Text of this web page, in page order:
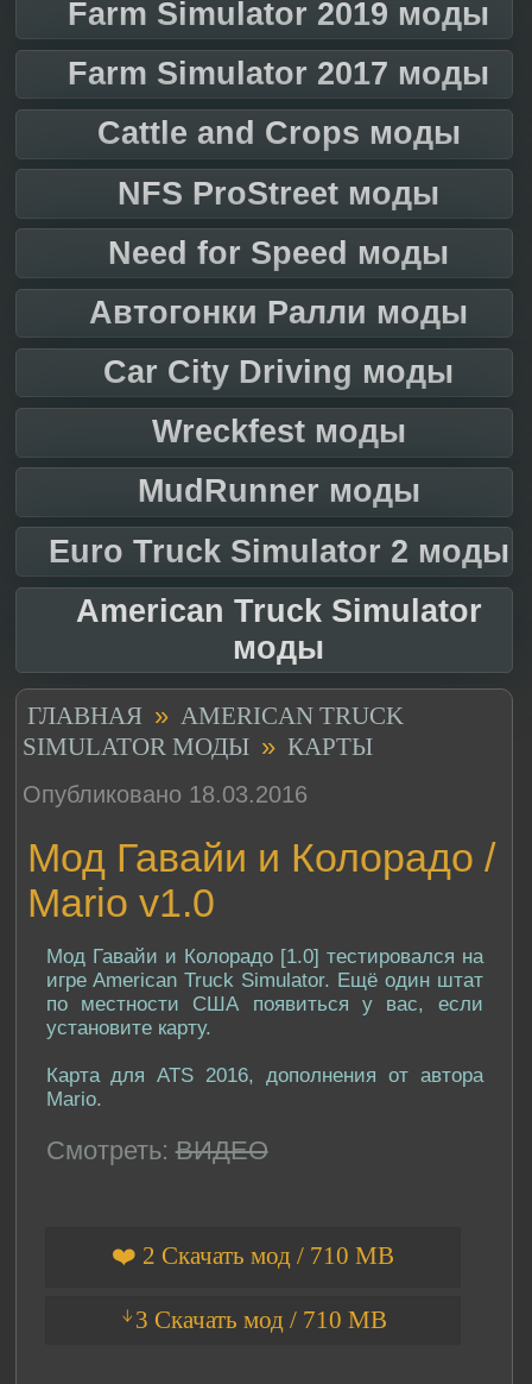
Farm Simulator 2019 моды
Farm Simulator 2017 моды
Cattle and Crops моды
NFS ProStreet моды
Need for Speed моды
Автогонки Ралли моды
Car City Driving моды
Wreckfest моды
MudRunner моды
Euro Truck Simulator 2 моды
American Truck Simulator
моды
ГЛАВНАЯ » AMERICAN TRUCK
SIMULATOR МОДЫ » КАРТЫ
Опубликовано 18.03.2016
Мод Гавайи и Колорадо /
Mario v1.0
Мод Гавайи и Колорадо [1.0] тестировался на
игре American Truck Simulator. Ещё один штат
по местности США появиться у вас, если
установите карту.
Карта для ATS 2016, дополнения от автора
Mario.
Смотреть: ВИДЕО
❤️ 2 Скачать мод / 710 MB
ᛎ3 Скачать мод / 710 MB